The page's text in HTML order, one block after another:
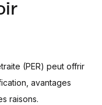
(PER) peut offrir
avantages
raisons.